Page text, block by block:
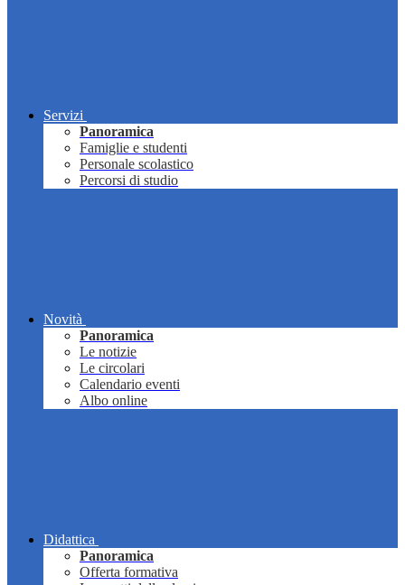
Servizi
Panoramica
Famiglie e studenti
Personale scolastico
Percorsi di studio
Novità
Panoramica
Le notizie
Le circolari
Calendario eventi
Albo online
Didattica
Panoramica
Offerta formativa